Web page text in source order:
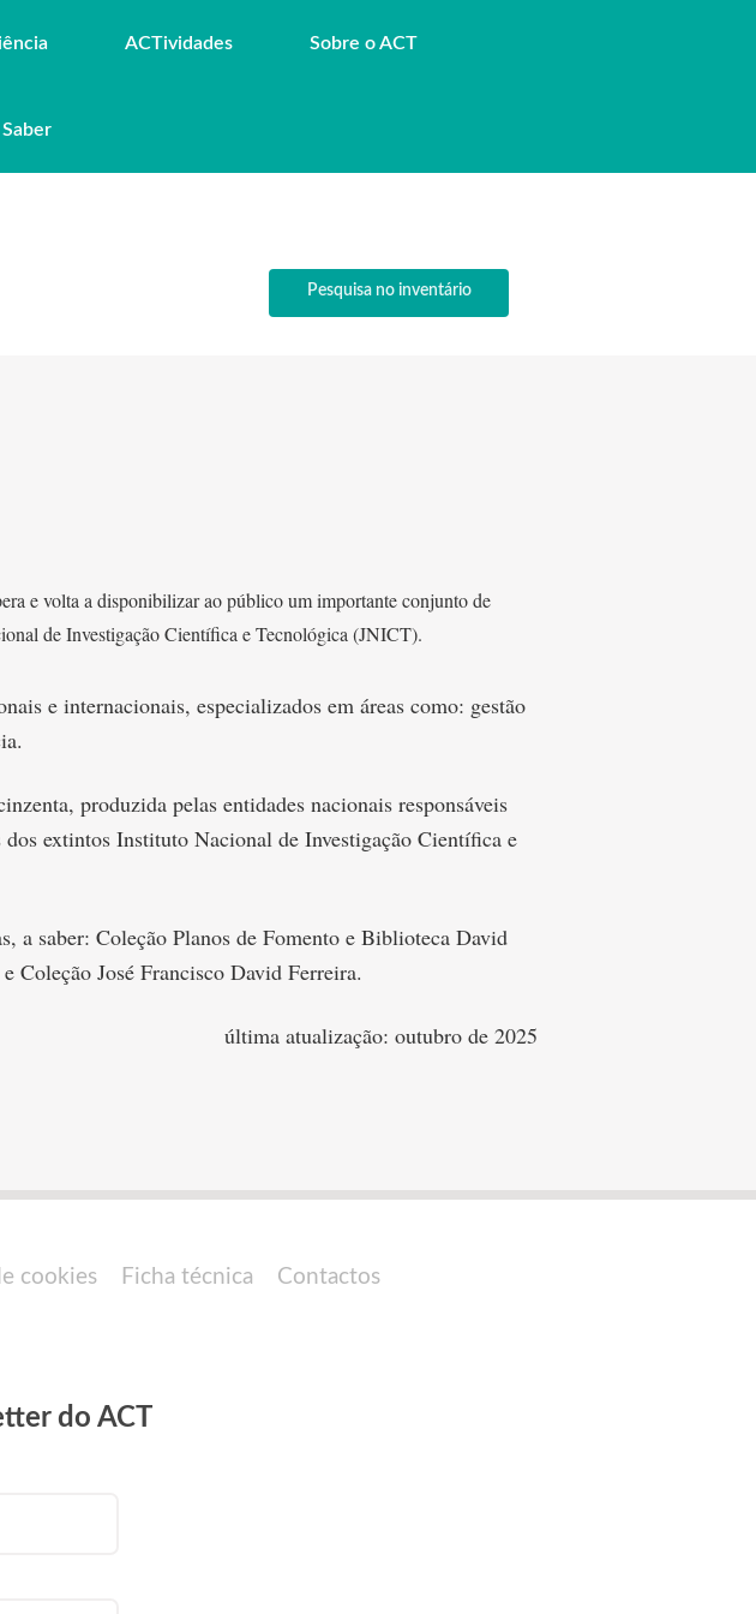
ACTividades Sobre o ACT
Pesquisa no inventário
e volta a disponibilizar ao público um importante conjunto de
de Investigação Científica e Tecnológica (JNICT).
e internacionais, especializados em áreas como: gestão
produzida pelas entidades nacionais responsáveis
extintos Instituto Nacional de Investigação Científica e
a saber: Coleção Planos de Fomento e Biblioteca David
Coleção José Francisco David Ferreira.
última atualização: outubro de 2025
cookies Ficha técnica Contactos
do ACT